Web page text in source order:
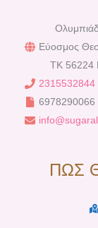
Εύοσμος
TK 56224
2315532844
6978290066
ΠΩΣ